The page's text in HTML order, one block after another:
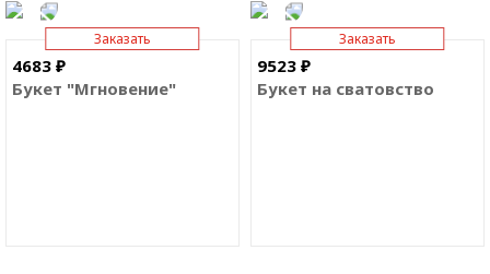
Заказать
9523 ₽
Букет на сватовство
Заказать
4683 ₽
Букет "Мгновение"